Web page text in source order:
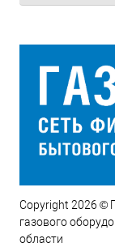
Copyright 2026 ©
газового
области